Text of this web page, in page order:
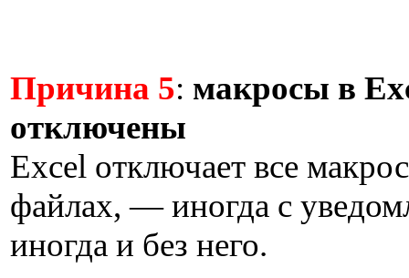
Причина 5: макросы в
отключены
Excel отключает все
файлах, — иногда с
иногда и без него.